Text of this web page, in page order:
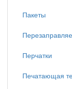
Пакеты
Перчатки
Печатающая